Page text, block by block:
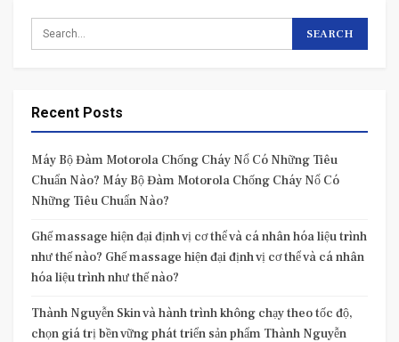
Recent Posts
Máy Bộ Đàm Motorola Chống Cháy Nổ Có Những Tiêu
Chuẩn Nào? Máy Bộ Đàm Motorola Chống Cháy Nổ Có
Những Tiêu Chuẩn Nào?
Ghế massage hiện đại định vị cơ thể và cá nhân hóa liệu trình
như thế nào? Ghế massage hiện đại định vị cơ thể và cá nhân
hóa liệu trình như thế nào?
Thành Nguyễn Skin và hành trình không chạy theo tốc độ,
chọn giá trị bền vững phát triển sản phẩm Thành Nguyễn